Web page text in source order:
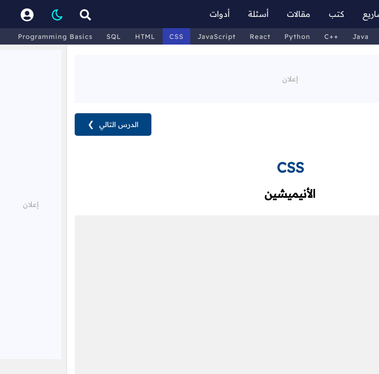
كتب مقالات أسئلة أدوات
Programming Basics SQL HTML CSS JavaScript React Python C++ Java
الدرس التالي ❯
CSS
الأنيميشين